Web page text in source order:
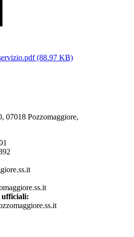
(88.97 KB)
07018 Pozzomaggiore,
ufficiali: